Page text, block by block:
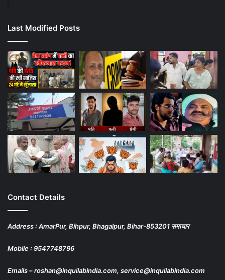
Last Modified Posts
Contact Details
Address : AmarPur, Bihpur, Bhagalpur, Bihar-853201 समाचार
Mobile : 9547748796
Emails – roshan@inquilabindia.com, service@inquilabindia.com